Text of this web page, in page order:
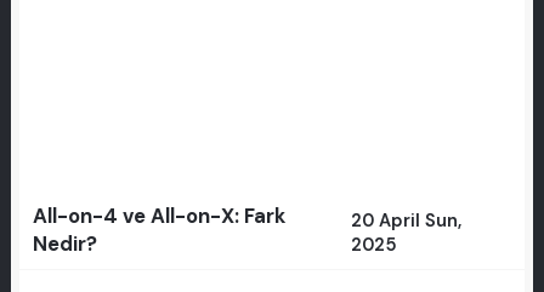
All-on-4 ve All-on-X: Fark
Nedir?
20 April Sun,
2025